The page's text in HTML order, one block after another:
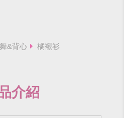
&背心 橘襯衫
介紹